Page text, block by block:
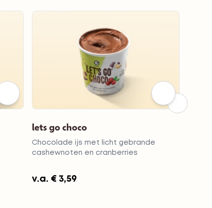
lets go choco
Chocolade ijs met licht gebrande
cashewnoten en cranberries
v.a. € 3,59